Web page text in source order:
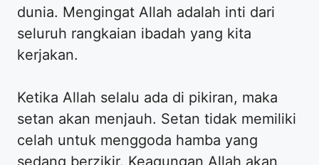
dunia. Mengingat Allah adalah inti dari
seluruh rangkaian ibadah yang kita
kerjakan.
Ketika Allah selalu ada di pikiran, maka
setan akan menjauh. Setan tidak memiliki
celah untuk menggoda hamba yang
sedang berzikir. Keagungan Allah akan